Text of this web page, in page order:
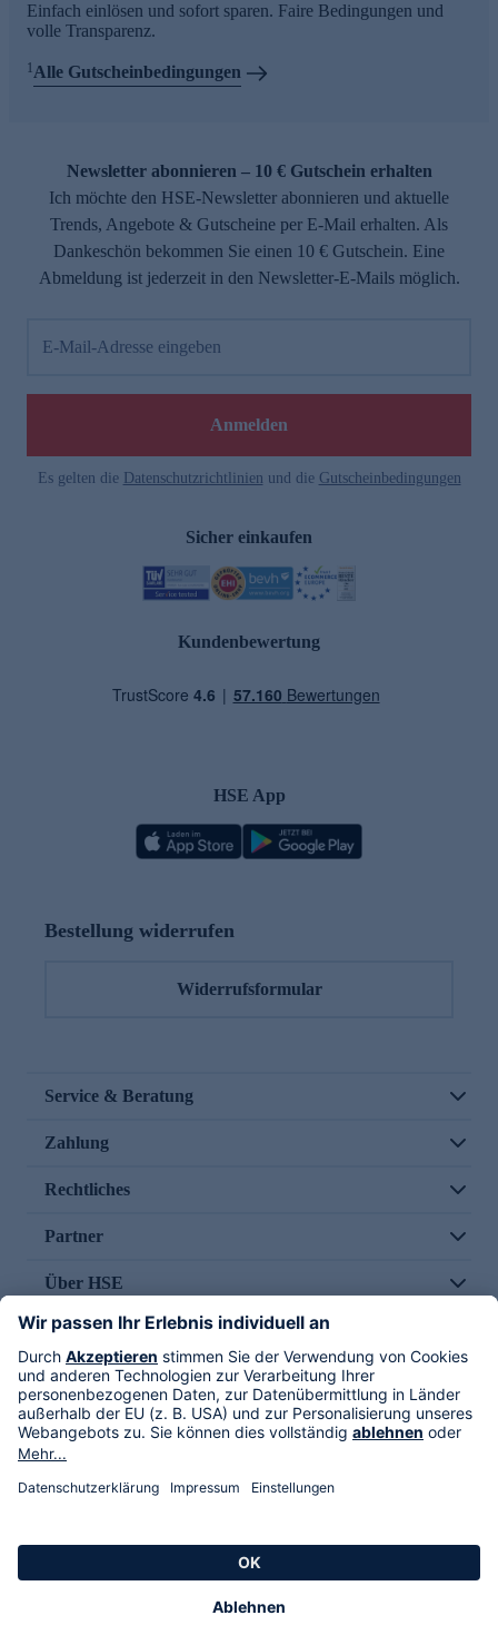
Einfach einlösen und sofort sparen. Faire Bedingungen und
volle Transparenz.
1Alle Gutscheinbedingungen
Newsletter abonnieren – 10 € Gutschein erhalten
Ich möchte den HSE-Newsletter abonnieren und aktuelle
Trends, Angebote & Gutscheine per E-Mail erhalten. Als
Dankeschön bekommen Sie einen 10 € Gutschein. Eine
Abmeldung ist jederzeit in den Newsletter-E-Mails möglich.
E-Mail-Adresse eingeben
Anmelden
Es gelten die Datenschutzrichtlinien und die Gutscheinbedingungen
Sicher einkaufen
Kundenbewertung
HSE App
Bestellung widerrufen
Widerrufsformular
Service & Beratung
Zahlung
Rechtliches
Partner
Über HSE
Im TV
HSE International